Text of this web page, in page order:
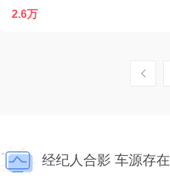
2.6万
经纪人合影 车源存在